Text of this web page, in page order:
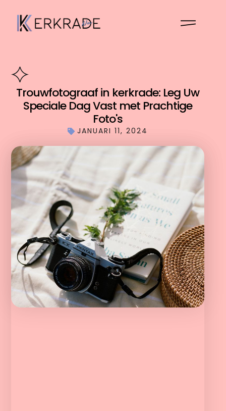
Trouwfotograaf in kerkrade: Leg Uw
Speciale Dag Vast met Prachtige
Foto's
JANUARI 11, 2024